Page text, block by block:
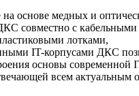
основе медных и
совместно с кабельными
лотками,
IT-корпусами ДКС
основы современной
всем актуальным